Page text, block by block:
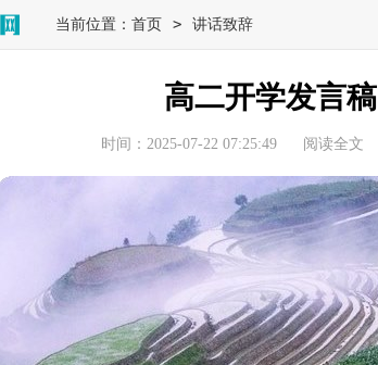
当前位置： 首页 > 讲话致辞
高二开学发言稿
时间：2025-07-22 07:25:49 阅读全文